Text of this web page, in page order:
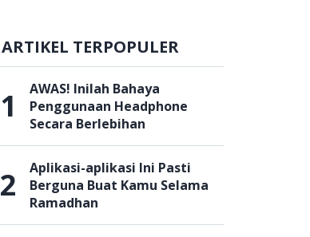
ARTIKEL TERPOPULER
1
AWAS! Inilah Bahaya
Penggunaan Headphone
Secara Berlebihan
2
Aplikasi-aplikasi Ini Pasti
Berguna Buat Kamu Selama
Ramadhan